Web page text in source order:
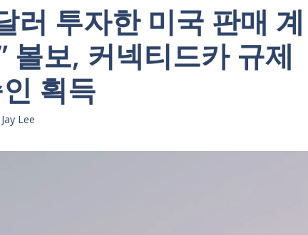
러 투자한 미국 판매 계
볼보, 커넥티드카 규제
획득
Jay Lee